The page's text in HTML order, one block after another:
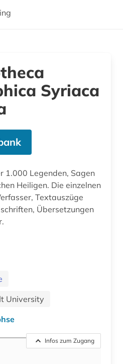
Syriaca
1.000 Legenden, Sagen
Heiligen. Die einzelnen
Textauszüge
Übersetzungen
University
Infos zum Zugang